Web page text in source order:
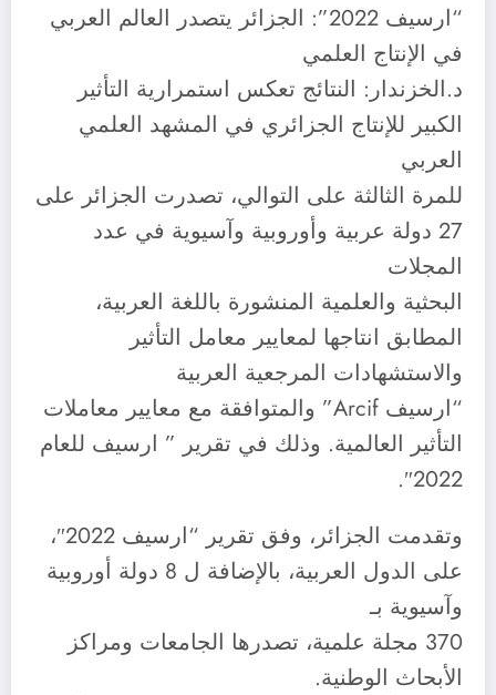
“ارسيف 2022”: الجزائر يتصدر العالم العربي
في الإنتاج العلمي
د.الخزندار: النتائج تعكس استمرارية التأثير
الكبير للإنتاج الجزائري في المشهد العلمي
العربي
للمرة الثالثة على التوالي، تصدرت الجزائر على
27 دولة عربية وأوروبية وآسيوية في عدد
المجلات
البحثية والعلمية المنشورة باللغة العربية،
المطابق انتاجها لمعايير معامل التأثير
والاستشهادات المرجعية العربية
“ارسيف Arcif” والمتوافقة مع معايير معاملات
التأثير العالمية. وذلك في تقرير ” ارسيف للعام
2022″.
وتقدمت الجزائر، وفق تقرير “ارسيف 2022″،
على الدول العربية، بالإضافة ل 8 دولة أوروبية
وآسيوية بـ
370 مجلة علمية، تصدرها الجامعات ومراكز
الأبحاث الوطنية.